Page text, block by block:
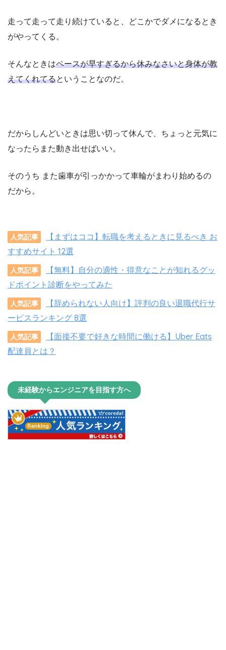
走って走って走り続けていると、どこかでダメになるとき
がやってくる。
そんなときはペースが早すぎるから休みなさいと身体が教
えてくれてるということなのだ。
だからしんどいときは思い切って休んで、ちょっと元気に
なったらまた動き出せばいい。
そのうち また歯車が引っかかって車輪がまわり始めるの
だから。
人気記事
【まずはココ】転職を考えるときに見るべき お
すすめサイト 12選
人気記事
【無料】自分の適性・得意なことが知れるグッ
ドポイント診断をやってみた
人気記事
【辞められない人向け】評判の良い退職代行サ
ービスランキング 8選
人気記事
【面接不要で好きな時間に働ける】Uber Eats
配達員とは？
未経験からエンジニアを目指す方へ